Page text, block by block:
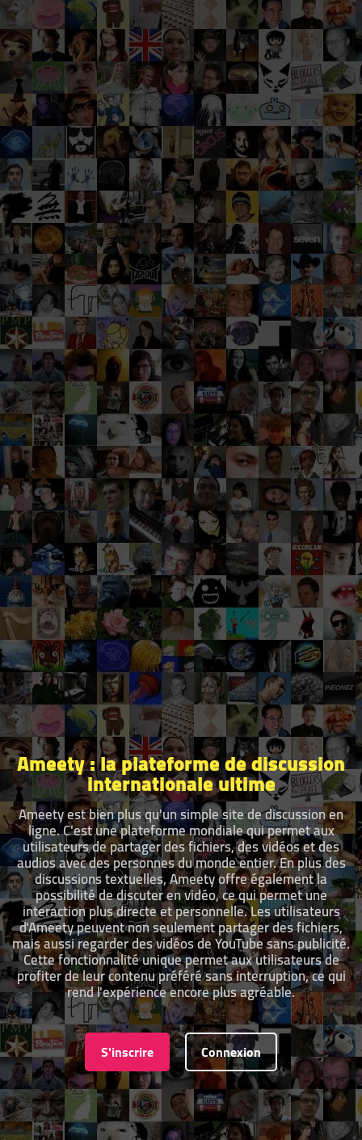
Ameety : la plateforme de discussion
internationale ultime
Ameety est bien plus qu'un simple site de discussion en
ligne. C'est une plateforme mondiale qui permet aux
utilisateurs de partager des fichiers, des vidéos et des
audios avec des personnes du monde entier. En plus des
discussions textuelles, Ameety offre également la
possibilité de discuter en vidéo, ce qui permet une
interaction plus directe et personnelle. Les utilisateurs
d'Ameety peuvent non seulement partager des fichiers,
mais aussi regarder des vidéos de YouTube sans publicité.
Cette fonctionnalité unique permet aux utilisateurs de
profiter de leur contenu préféré sans interruption, ce qui
rend l'expérience encore plus agréable.
S'inscrire Connexion